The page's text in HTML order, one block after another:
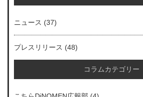
ニュース (37)
プレスリリース (48)
コラムカテゴリー